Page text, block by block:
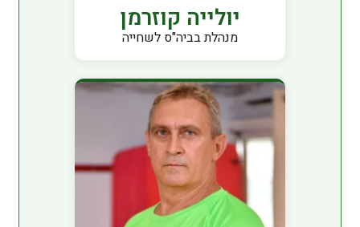
יולייה קוזרמן
מנהלת בביה"ס לשחייה